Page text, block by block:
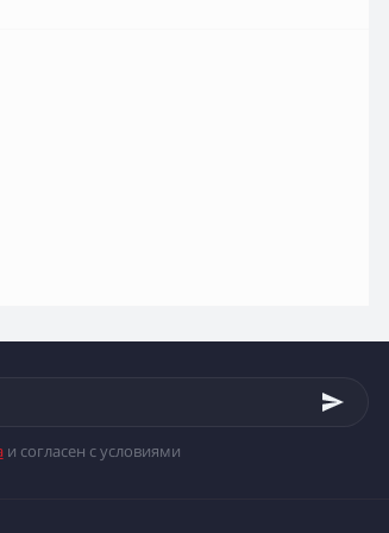
и согласен с условиями